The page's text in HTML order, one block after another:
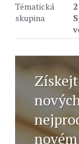
Tématická
skupina